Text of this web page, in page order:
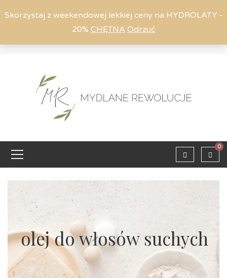
Skorzystaj z weekendowej lekkiej ceny na HYDROLATY -
20% CHĘTNA Odrzuć
0
olej do włosów suchych